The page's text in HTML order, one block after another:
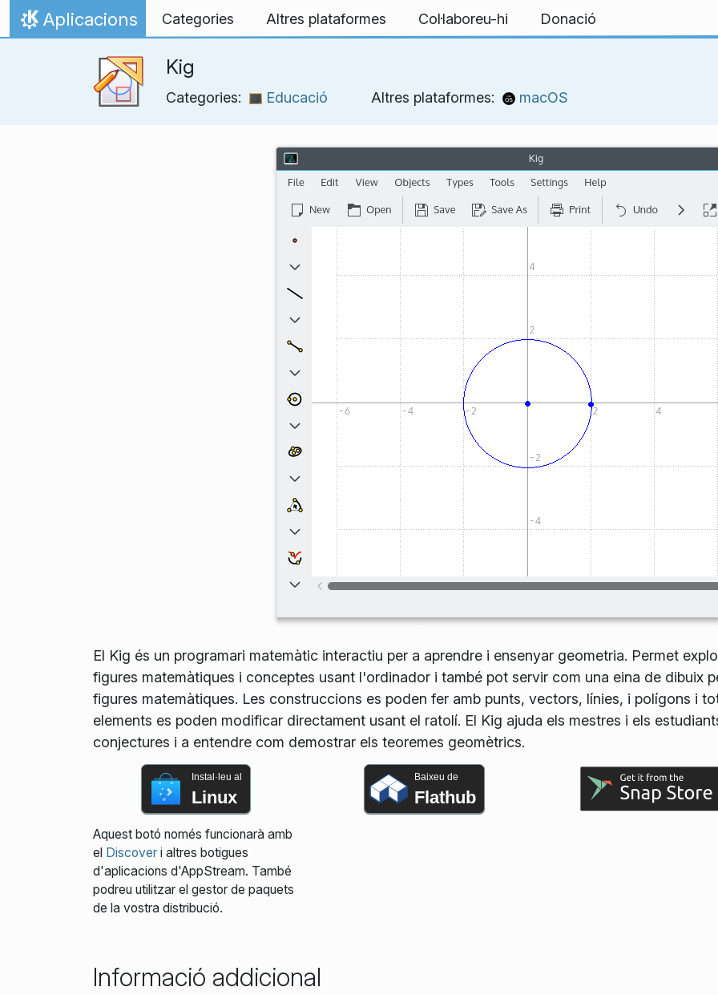
Salta al contingut
Inici
Aplicacions Categories Altres plataformes Col·laboreu-hi Donació
Kig
Categories: Educació Altres plataformes: macOS
El Kig és un programari matemàtic interactiu per a aprendre i ensenyar geometria. Permet
figures matemàtiques i conceptes usant l'ordinador i també pot servir com una eina de dibuix
figures matemàtiques. Les construccions es poden fer amb punts, vectors, línies, i polígons i
elements es poden modificar directament usant el ratolí. El Kig ajuda els mestres i els
conjectures i a entendre com demostrar els teoremes geomètrics.
Instal·leu al
Linux
Aquest botó només funcionarà amb
el Discoveri altres botigues
d'aplicacions d'AppStream. També
podreu utilitzar el gestor de paquets
de la vostra distribució.
Baixeu de
Flathub
Informació addicional